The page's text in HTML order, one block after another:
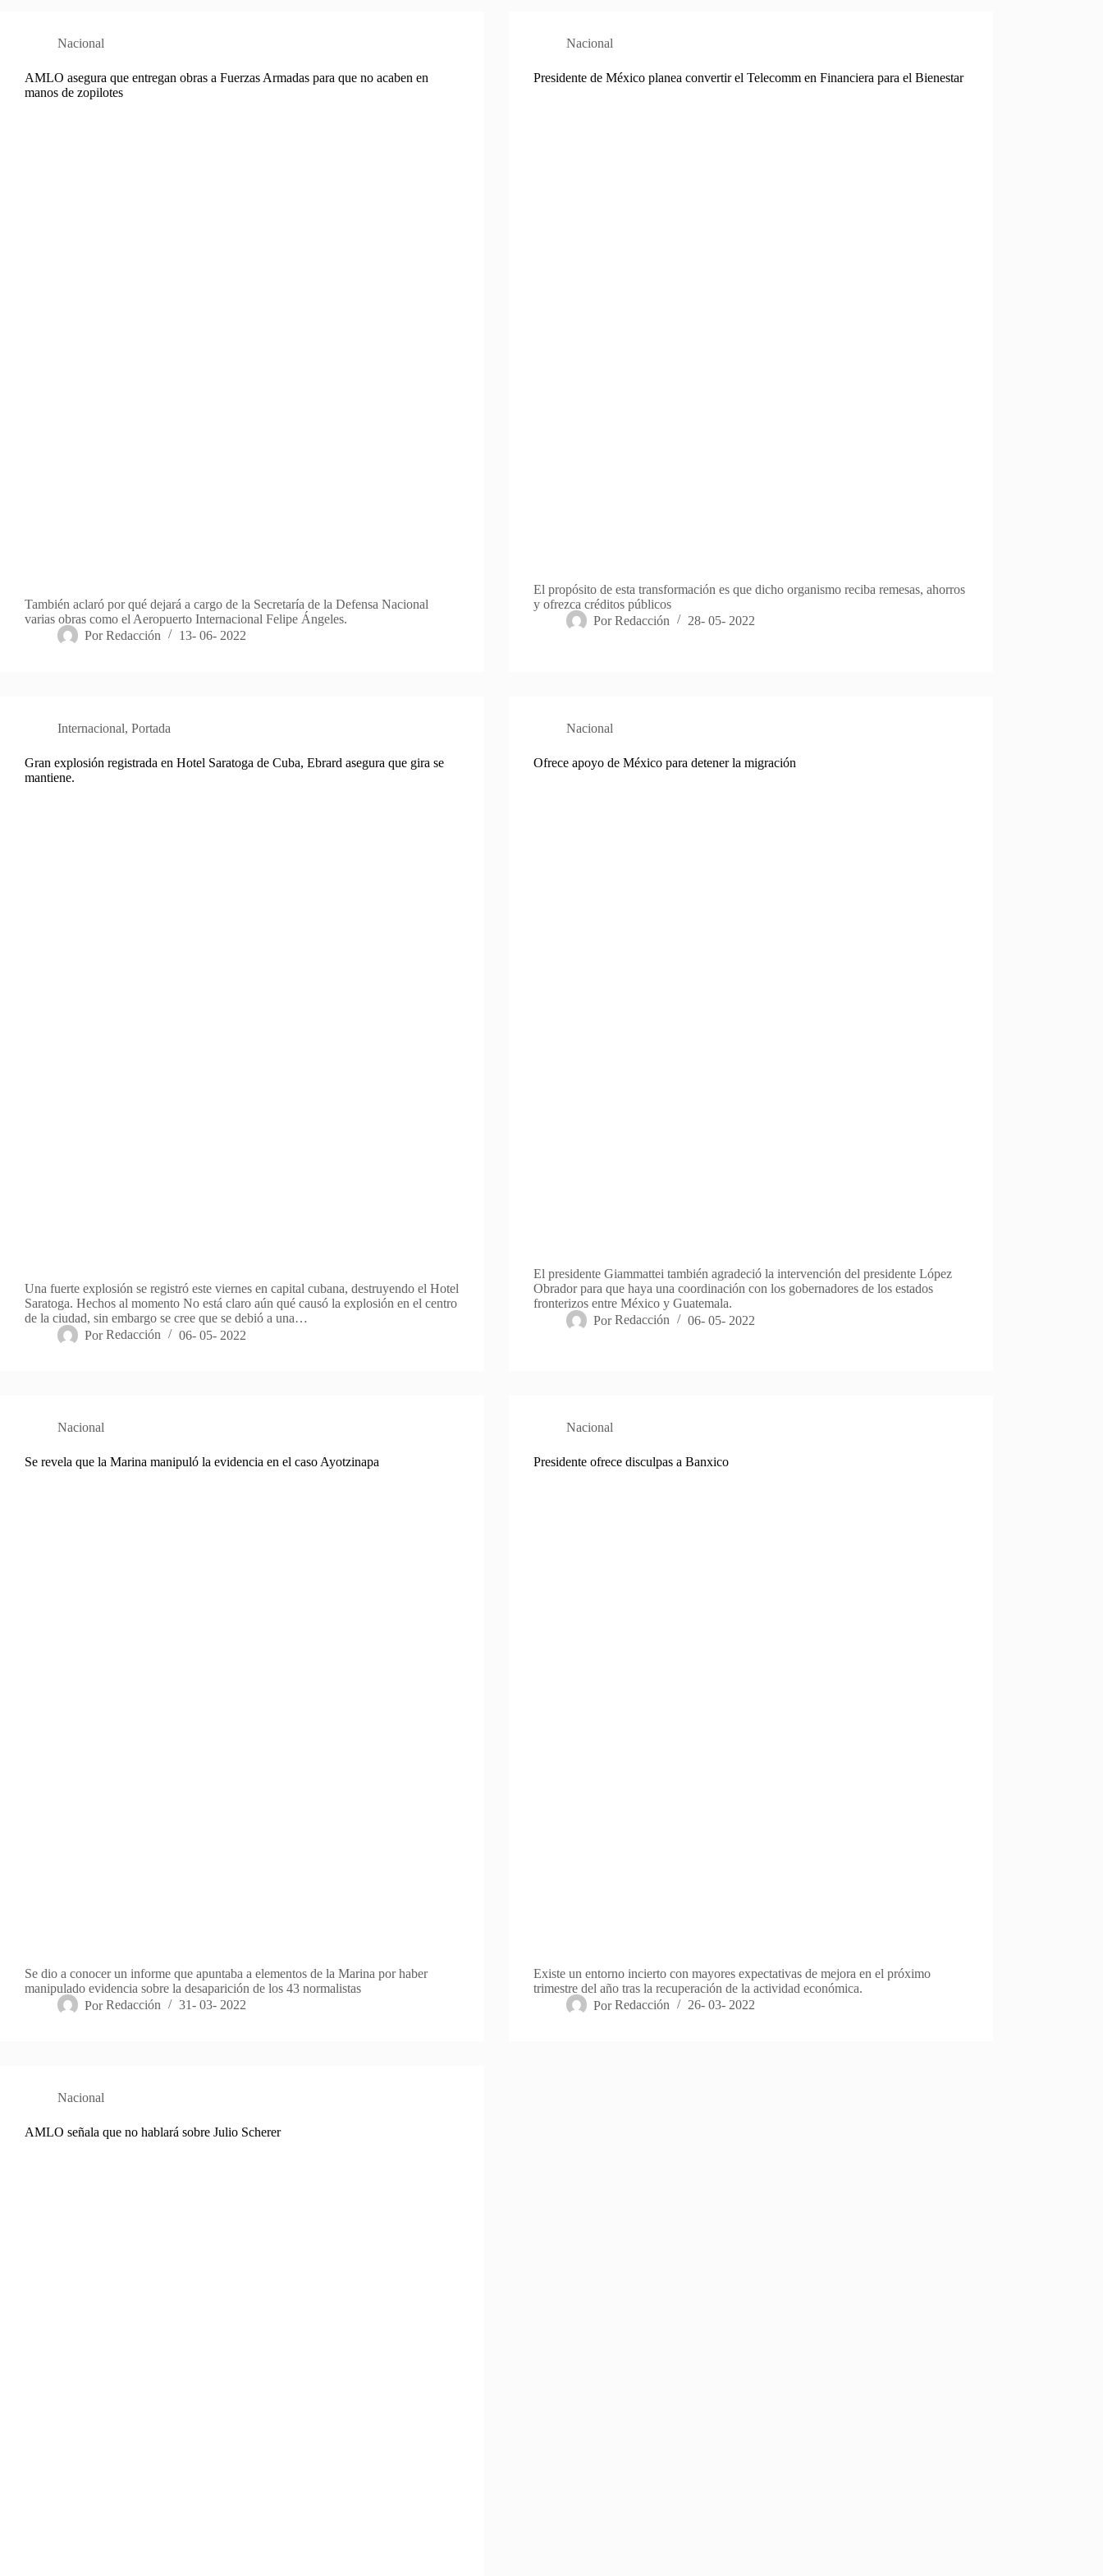
Nacional
AMLO asegura que entregan obras a Fuerzas Armadas para que no acaben en
manos de zopilotes
También aclaró por qué dejará a cargo de la Secretaría de la Defensa Nacional
varias obras como el Aeropuerto Internacional Felipe Ángeles.
Por Redacción 13- 06- 2022
Nacional
Presidente de México planea convertir el Telecomm en Financiera para el Bienestar
El propósito de esta transformación es que dicho organismo reciba remesas, ahorros
y ofrezca créditos públicos
Por Redacción 28- 05- 2022
Internacional, Portada
Gran explosión registrada en Hotel Saratoga de Cuba, Ebrard asegura que gira se
mantiene.
Una fuerte explosión se registró este viernes en capital cubana, destruyendo el Hotel
Saratoga. Hechos al momento No está claro aún qué causó la explosión en el centro
de la ciudad, sin embargo se cree que se debió a una…
Por Redacción 06- 05- 2022
Nacional
Ofrece apoyo de México para detener la migración
El presidente Giammattei también agradeció la intervención del presidente López
Obrador para que haya una coordinación con los gobernadores de los estados
fronterizos entre México y Guatemala.
Por Redacción 06- 05- 2022
Nacional
Se revela que la Marina manipuló la evidencia en el caso Ayotzinapa
Se dio a conocer un informe que apuntaba a elementos de la Marina por haber
manipulado evidencia sobre la desaparición de los 43 normalistas
Por Redacción 31- 03- 2022
Nacional
Presidente ofrece disculpas a Banxico
Existe un entorno incierto con mayores expectativas de mejora en el próximo
trimestre del año tras la recuperación de la actividad económica.
Por Redacción 26- 03- 2022
Nacional
AMLO señala que no hablará sobre Julio Scherer